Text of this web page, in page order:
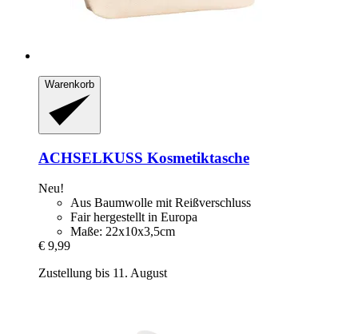
Warenkorb
ACHSELKUSS Kosmetiktasche
Neu!
Aus Baumwolle mit Reißverschluss
Fair hergestellt in Europa
Maße: 22x10x3,5cm
€ 9,99
Zustellung bis 11. August